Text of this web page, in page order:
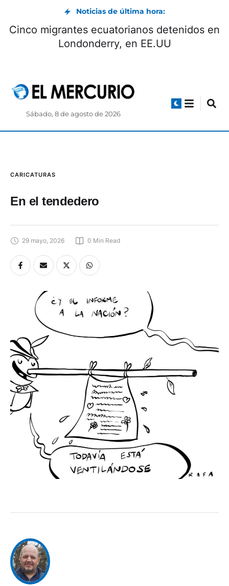
Noticias de última hora:
Cinco migrantes ecuatorianos detenidos en
Londonderry, en EE.UU
Sábado, 8 de agosto de 2026
CARICATURAS
En el tendedero
29 mayo, 2026 0 Min Read